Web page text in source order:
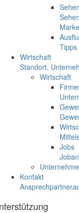
Tipps
Wirtschaft
Standort,
Wirtschaft
Jobs
Kontakt
Ansprechpartner